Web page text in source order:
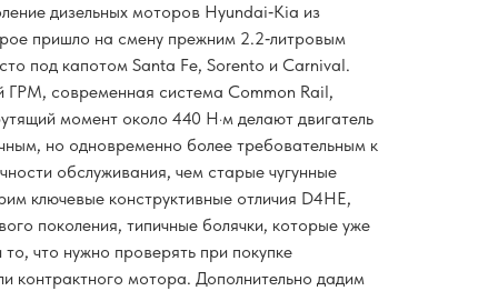
дизельных моторов Hyundai‑Kia из
пришло на смену прежним 2.2‑литровым
под капотом Santa Fe, Sorento и Carnival.
современная система Common Rail,
момент около 440 Н·м делают двигатель
но одновременно более требовательным к
обслуживания, чем старые чугунные
ключевые конструктивные отличия D4HE,
поколения, типичные болячки, которые уже
что нужно проверять при покупке
контрактного мотора. Дополнительно дадим